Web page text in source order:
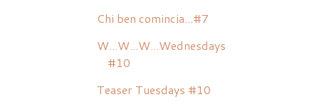
Chi ben comincia...#7
W...W...W...Wednesdays
#10
Teaser Tuesdays #10